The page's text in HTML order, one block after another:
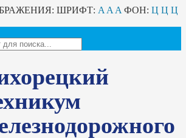
ШРИФТ: A A A ФОН: Ц Ц Ц